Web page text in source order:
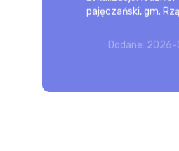
pajęczański, gm.
Dodane:
Wymagania konieczne:
Uprawnienia: Prawo